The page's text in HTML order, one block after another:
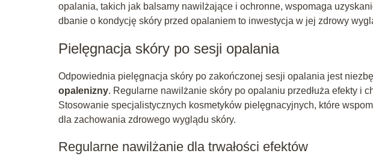
opalania, takich jak balsamy nawilżające i ochronne, wspomaga
dbanie o kondycję skóry przed opalaniem to inwestycja w jej zdrowy
Pielęgnacja skóry po sesji opalania
Odpowiednia pielęgnacja skóry po zakończonej sesji opalania jest
opalenizny. Regularne nawilżanie skóry po opalaniu przedłuża efekty i
Stosowanie specjalistycznych kosmetyków pielęgnacyjnych, które
dla zachowania zdrowego wyglądu skóry.
Regularne nawilżanie dla trwałości efektów